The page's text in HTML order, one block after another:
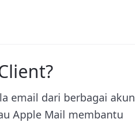
email dari berbagai akun
Apple Mail membantu